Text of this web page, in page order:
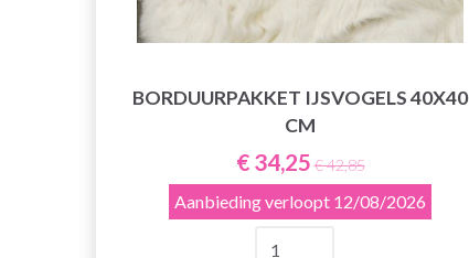
BORDUURPAKKET IJSVOGELS 40X40
CM
€ 34,25 € 42,85
Aanbieding verloopt 12/08/2026